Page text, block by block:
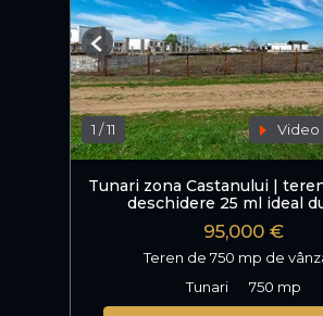
1 /11 Video
Previous
Tunari zona Castanului |
deschidere 25 ml ideal
95,000 €
Teren de 750 mp de
Tunari
750 mp